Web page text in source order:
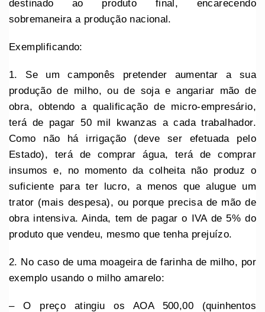
destinado ao produto final, encarecendo
sobremaneira a produção nacional.
Exemplificando:
1. Se um camponês pretender aumentar a sua
produção de milho, ou de soja e angariar mão de
obra, obtendo a qualificação de micro-empresário,
terá de pagar 50 mil kwanzas a cada trabalhador.
Como não há irrigação (deve ser efetuada pelo
Estado), terá de comprar água, terá de comprar
insumos e, no momento da colheita não produz o
suficiente para ter lucro, a menos que alugue um
trator (mais despesa), ou porque precisa de mão de
obra intensiva. Ainda, tem de pagar o IVA de 5% do
produto que vendeu, mesmo que tenha prejuízo.
2. No caso de uma moageira de farinha de milho, por
exemplo usando o milho amarelo:
– O preço atingiu os AOA 500,00 (quinhentos